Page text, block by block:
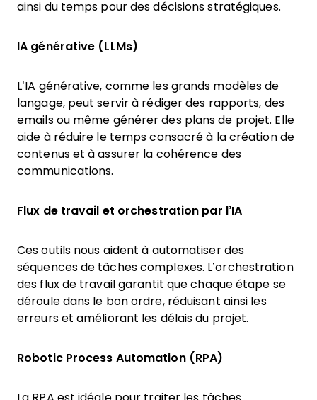
ainsi du temps pour des décisions stratégiques.
IA générative (LLMs)
L’IA générative, comme les grands modèles de
langage, peut servir à rédiger des rapports, des
emails ou même générer des plans de projet. Elle
aide à réduire le temps consacré à la création de
contenus et à assurer la cohérence des
communications.
Flux de travail et orchestration par l’IA
Ces outils nous aident à automatiser des
séquences de tâches complexes. L’orchestration
des flux de travail garantit que chaque étape se
déroule dans le bon ordre, réduisant ainsi les
erreurs et améliorant les délais du projet.
Robotic Process Automation (RPA)
La RPA est idéale pour traiter les tâches